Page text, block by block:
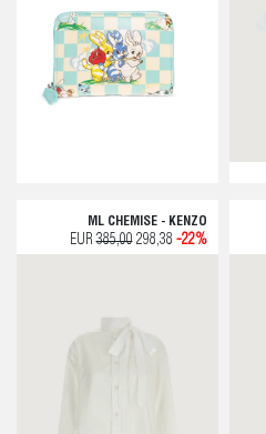
ML CHEMISE - KENZO
EUR385,00298,38 -22%